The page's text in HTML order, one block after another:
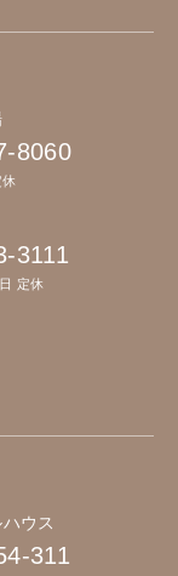
8060
3111
定休
ウス
311